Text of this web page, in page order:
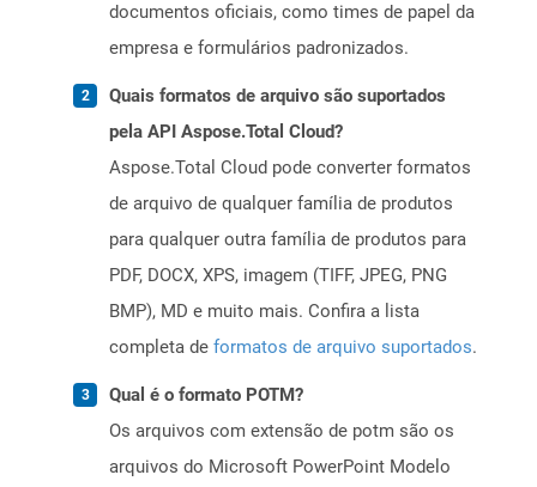
documentos oficiais, como times de papel da
empresa e formulários padronizados.
Quais formatos de arquivo são suportados
pela API Aspose.Total Cloud?
Aspose.Total Cloud pode converter formatos
de arquivo de qualquer família de produtos
para qualquer outra família de produtos para
PDF, DOCX, XPS, imagem (TIFF, JPEG, PNG
BMP), MD e muito mais. Confira a lista
completa de formatos de arquivo suportados.
Qual é o formato POTM?
Os arquivos com extensão de potm são os
arquivos do Microsoft PowerPoint Modelo